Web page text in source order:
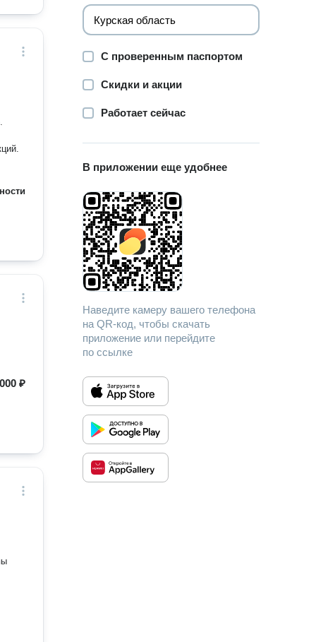
₽
С проверенным паспортом
Скидки и акции
Работает сейчас
В приложении еще удобнее
Наведите камеру вашего телефона
на QR-код, чтобы скачать
приложение или перейдите
по ссылке